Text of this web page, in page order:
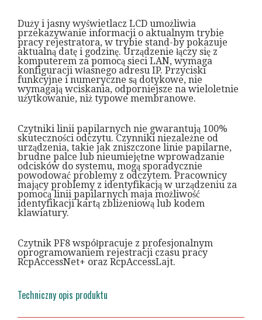
Duży i jasny wyświetlacz LCD umożliwia
przekazywanie informacji o aktualnym trybie
pracy rejestratora, w trybie stand-by pokazuje
aktualną datę i godzinę. Urządzenie łączy się z
komputerem za pomocą sieci LAN, wymaga
konfiguracji własnego adresu IP. Przyciski
funkcyjne i numeryczne są dotykowe, nie
wymagają wciskania, odporniejsze na wieloletnie
użytkowanie, niż typowe membranowe.
Czytniki linii papilarnych nie gwarantują 100%
skuteczności odczytu. Czynniki niezależne od
urządzenia, takie jak zniszczone linie papilarne,
brudne palce lub nieumiejętne wprowadzanie
odcisków do systemu, mogą sporadycznie
powodować problemy z odczytem. Pracownicy
mający problemy z identyfikacją w urządzeniu za
pomocą linii papilarnych maja możliwość
identyfikacji kartą zbliżeniową lub kodem
klawiatury.
Czytnik PF8 współpracuje z profesjonalnym
oprogramowaniem rejestracji czasu pracy
RcpAccessNet+ oraz RcpAccessLajt.
Techniczny opis produktu